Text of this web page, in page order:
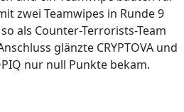
zwei Teamwipes in Runde 9
als Counter-Terrorists-Team
glänzte CRYPTOVA und
nur null Punkte bekam.